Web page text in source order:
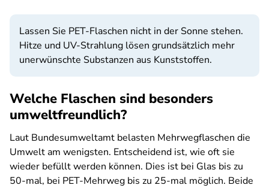
Lassen Sie PET-Flaschen nicht in der Sonne stehen.
Hitze und UV-Strahlung lösen grundsätzlich mehr
unerwünschte Substanzen aus Kunststoffen.
Welche Flaschen sind besonders
umweltfreundlich?
Laut Bundesumweltamt belasten Mehrwegflaschen die
Umwelt am wenigsten. Entscheidend ist, wie oft sie
wieder befüllt werden können. Dies ist bei Glas bis zu
50-mal, bei PET-Mehrweg bis zu 25-mal möglich. Beide